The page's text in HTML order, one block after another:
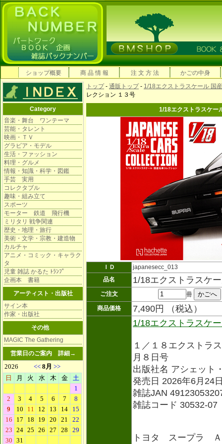
ショップ概要 商 品 情 報 注 文 方 法 かごの中身
Category
音楽・舞台 ワンテーマ
芸能・タレント
映画・ＴＶ
グラビア・モデル
生活・ファッション
料理・グルメ
情報・知識・科学・図鑑
手芸 実用
コレクタブル
趣味・組み立て
スポーツ
モーター 鉄道 飛行機
ミリタリ 戦争関連
歴史・地理・旅行
美術・文学・宗教・建造物
カルチャ
アニメ・コミック・キャラク
タ
児童 雑誌 かるた ﾄﾗﾝﾌﾟ
企画本 書籍
アーティスト・出版社
サイン本
作家・出版社
その他
MAGIC The Gathering
営業日のご案内 詳細→
トップ- 通販トップ- 1/18エクストラスケール 国
レクション １３号
1/18エクストラスケー
ＩＤ
japanesecc_013
品名
1/18エクストラスケ
ご注文
冊
商品価格
7,490円 （税込）
1/18エクストラスケ
１／１８エクストラ
月８日号
出版社名 アシェット
発売日 2026年6月24
雑誌JAN
雑誌コード 30532-07
トヨタ スープラ